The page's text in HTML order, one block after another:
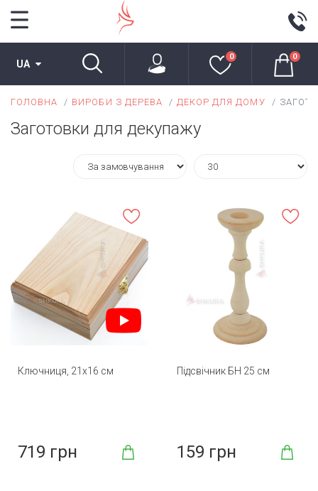
UA
0 0
ГОЛОВНА ВИРОБИ З ДЕРЕВА ДЕКОР ДЛЯ ДОМУ
Заготовки для декупажу
Ключниця, 21х16 см
719 грн
Підсвічник БН 25 см
159 грн